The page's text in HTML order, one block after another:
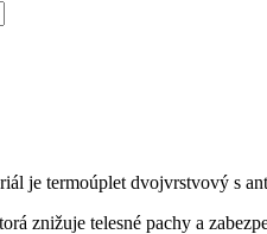
je termoúplet dvojvrstvový s
znižuje telesné pachy a